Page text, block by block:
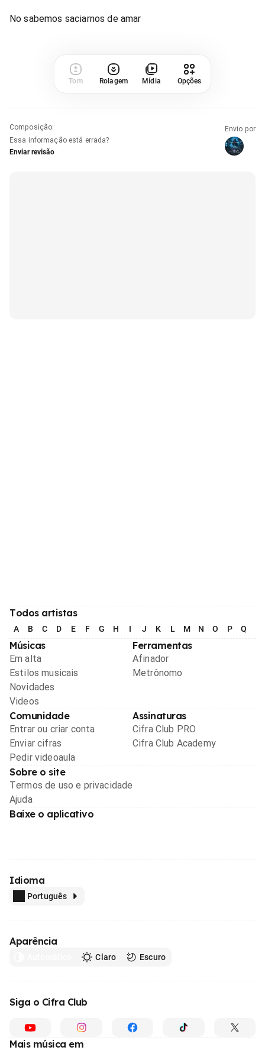
No sabemos saciarnos de amar
Tom Rolagem Mídia Opções
Composição:
Essa informação está errada?
Enviar revisão
Envio por
Todos artistas
A B C D E F G H I J K L M N O P Q
Músicas
Em alta
Estilos musicais
Novidades
Videos
Ferramentas
Afinador
Metrônomo
Comunidade
Entrar ou criar conta
Enviar cifras
Pedir videoaula
Assinaturas
Cifra Club PRO
Cifra Club Academy
Sobre o site
Termos de uso e privacidade
Ajuda
Baixe o aplicativo
Idioma
Português
Aparência
Claro Escuro
Siga o Cifra Club
Mais música em